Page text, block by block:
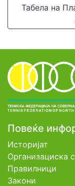
Табела на
Повеќе
Историјат
Организациска
Правилници
Закони